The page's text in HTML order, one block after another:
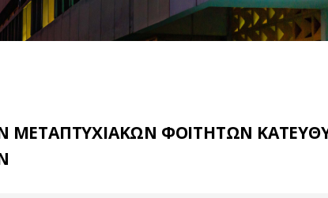
ΦΟΙΤΗΤΩΝ